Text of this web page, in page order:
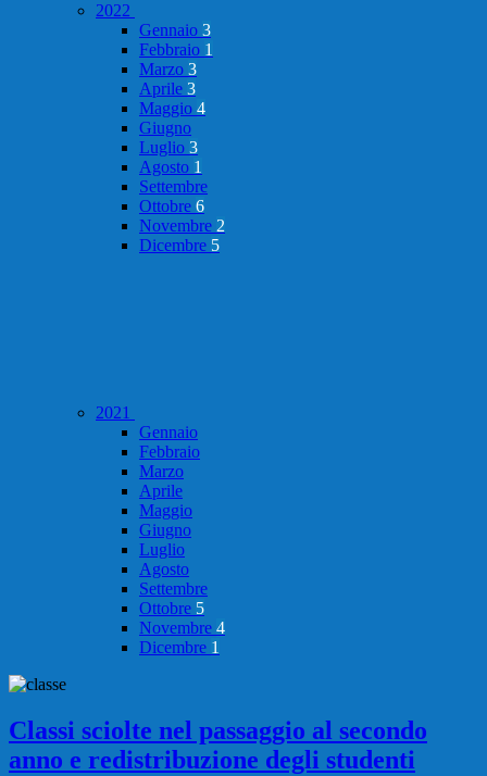
2022
Gennaio 3
Febbraio 1
Marzo 3
Aprile 3
Maggio 4
Giugno
Luglio 3
Agosto 1
Settembre
Ottobre 6
Novembre 2
Dicembre 5
2021
Gennaio
Febbraio
Marzo
Aprile
Maggio
Giugno
Luglio
Agosto
Settembre
Ottobre 5
Novembre 4
Dicembre 1
Classi sciolte nel passaggio al secondo
anno e redistribuzione degli studenti